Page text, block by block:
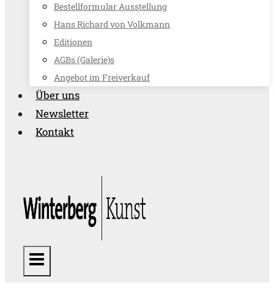
Bestellformular Ausstellung
Hans Richard von Volkmann
Editionen
AGBs (Galerie)s
Angebot im Freiverkauf
Über uns
Newsletter
Kontakt